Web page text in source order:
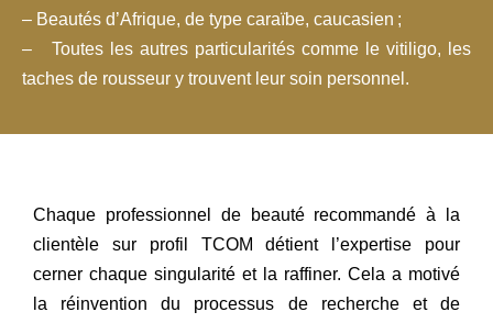
– Beautés d’Afrique, de type caraïbe, caucasien ;
– Toutes les autres particularités comme le vitiligo, les
taches de rousseur y trouvent leur soin personnel.
Chaque professionnel de beauté recommandé à la
clientèle sur profil TCOM détient l’expertise pour
cerner chaque singularité et la raffiner. Cela a motivé
la réinvention du processus de recherche et de